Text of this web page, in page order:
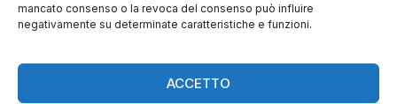
mancato consenso o la revoca del consenso può influire
negativamente su determinate caratteristiche e funzioni.
ACCETTO
CI TROVI ANCHE SU: